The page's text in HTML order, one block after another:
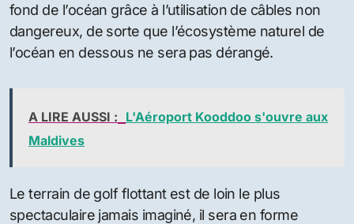
fond de l’océan grâce à l’utilisation de câbles non
dangereux, de sorte que l’écosystème naturel de
l’océan en dessous ne sera pas dérangé.
A LIRE AUSSI : L'Aéroport Kooddoo s'ouvre aux
Maldives
Le terrain de golf flottant est de loin le plus
spectaculaire jamais imaginé, il sera en forme